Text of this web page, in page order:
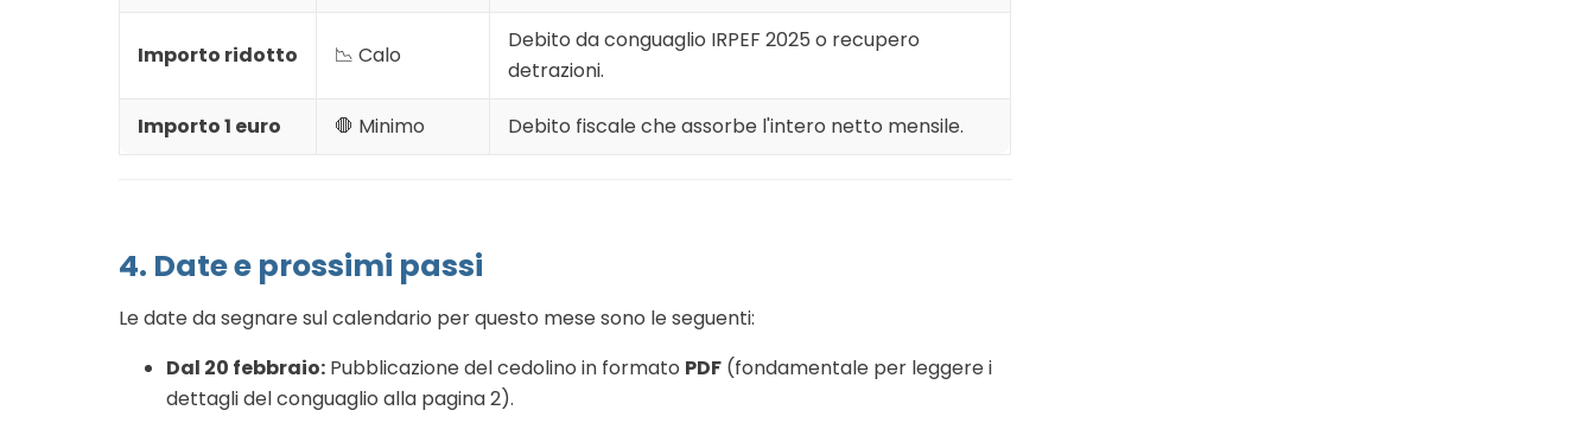
Importo ridotto 📉 Calo
Debito da conguaglio IRPEF 2025 o recupero
detrazioni.
Importo 1 euro 🛑 Minimo Debito fiscale che assorbe l'intero netto mensile.
4. Date e prossimi passi
Le date da segnare sul calendario per questo mese sono le seguenti:
Dal 20 febbraio: Pubblicazione del cedolino in formato PDF (fondamentale per leggere i
dettagli del conguaglio alla pagina 2).